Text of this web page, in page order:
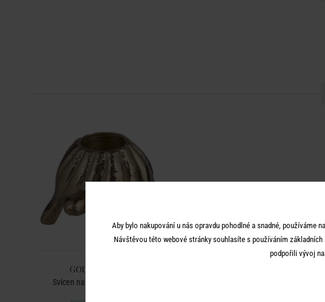
GOLDEN NATURE
Svícen na dlouhou svíčku želva
Aby bylo nakupování u nás opravdu pohodlné a snadné,
Návštěvou této webové stránky souhlasíte s používáním
podpořili vývoj